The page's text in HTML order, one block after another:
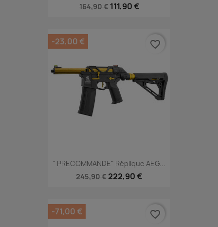
164,90 € 111,90 €
" PRECOMMANDE" Réplique AEG...
245,90 € 222,90 €
-23,00 € favorite_border
-71,00 € favorite_border